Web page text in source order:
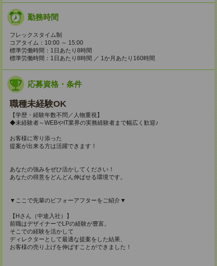
勤務時間
フレックスタイム制
コアタイム：10:00 ～ 15:00
標準労働時間：1日あたり8時間
標準労働時間：1日あたり8時間 ／ 1か月あたり160時間
応募資格・条件
職種未経験OK
【学歴・経験年数不問／人物重視】
◆未経験者～WEBやIT業界の実務経験者まで幅広く歓迎♪
お客様に寄り添った
提案が出来る方は活躍できます！
あなたの強みをぜひ活かしてください！
あなたの得意をどんどん伸ばせる環境です。
▼ここで先輩のビフォーアフターをご紹介▼
【Hさん（中途入社）】
前職はデザイナーでLPの経験が豊富。
そこでの経験を活かして
ディレクターとして最適な提案をした結果、
お客様の売り上げを伸ばすことができました！